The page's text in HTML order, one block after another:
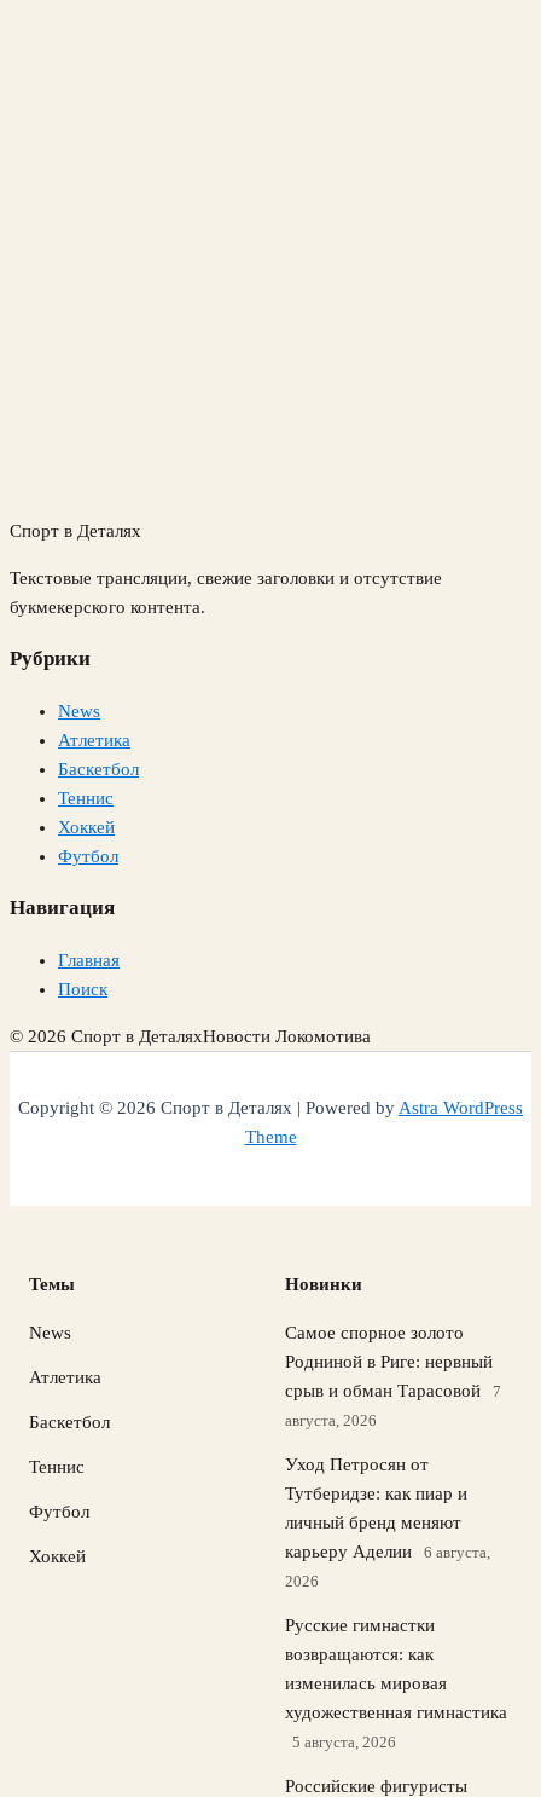
Спорт в Деталях
Текстовые трансляции, свежие заголовки и отсутствие
букмекерского контента.
Рубрики
News
Атлетика
Баскетбол
Теннис
Хоккей
Футбол
Навигация
Главная
Поиск
© 2026 Спорт в ДеталяхНовости Локомотива
Copyright © 2026 Спорт в Деталях | Powered byAstra WordPress
Theme
Темы
News
Атлетика
Баскетбол
Теннис
Футбол
Хоккей
Новинки
Самое спорное золото
Родниной в Риге: нервный
срыв и обман Тарасовой
7
августа, 2026
Уход Петросян от
Тутберидзе: как пиар и
личный бренд меняют
карьеру Аделии
6 августа,
2026
Русские гимнастки
возвращаются: как
изменилась мировая
художественная гимнастика
5 августа, 2026
Российские фигуристы